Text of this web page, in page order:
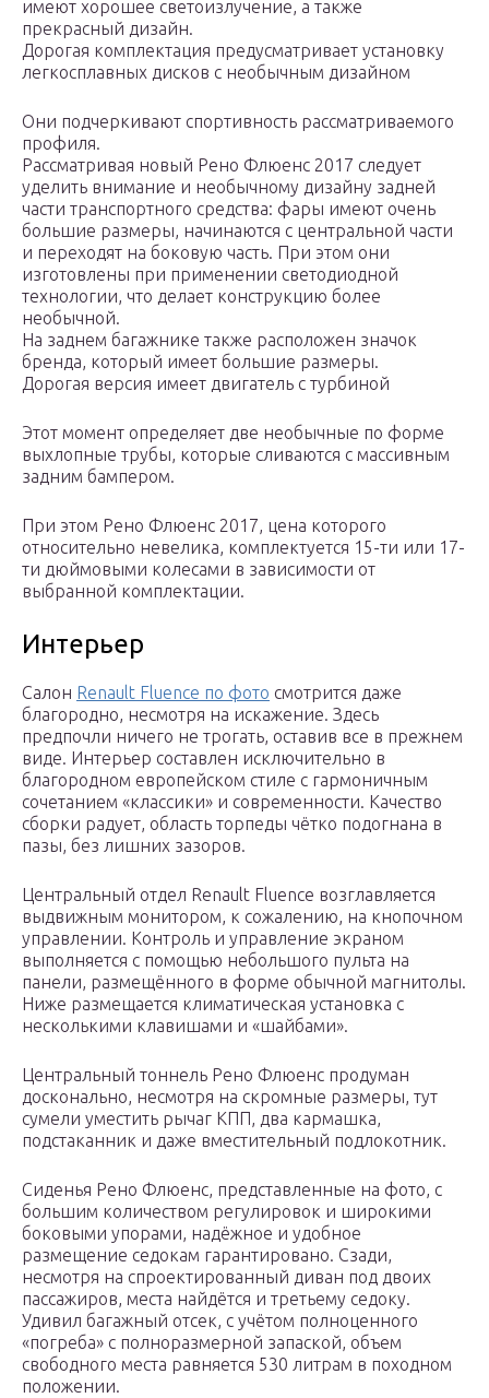
имеют хорошее светоизлучение, а также
прекрасный дизайн.
Дорогая комплектация предусматривает установку
легкосплавных дисков с необычным дизайном
Они подчеркивают спортивность рассматриваемого
профиля.
Рассматривая новый Рено Флюенс 2017 следует
уделить внимание и необычному дизайну задней
части транспортного средства: фары имеют очень
большие размеры, начинаются с центральной части
и переходят на боковую часть. При этом они
изготовлены при применении светодиодной
технологии, что делает конструкцию более
необычной.
На заднем багажнике также расположен значок
бренда, который имеет большие размеры.
Дорогая версия имеет двигатель с турбиной
Этот момент определяет две необычные по форме
выхлопные трубы, которые сливаются с массивным
задним бампером.
При этом Рено Флюенс 2017, цена которого
относительно невелика, комплектуется 15-ти или 17-
ти дюймовыми колесами в зависимости от
выбранной комплектации.
Интерьер
Салон Renault Fluence по фото смотрится даже
благородно, несмотря на искажение. Здесь
предпочли ничего не трогать, оставив все в прежнем
виде. Интерьер составлен исключительно в
благородном европейском стиле с гармоничным
сочетанием «классики» и современности. Качество
сборки радует, область торпеды чётко подогнана в
пазы, без лишних зазоров.
Центральный отдел Renault Fluence возглавляется
выдвижным монитором, к сожалению, на кнопочном
управлении. Контроль и управление экраном
выполняется с помощью небольшого пульта на
панели, размещённого в форме обычной магнитолы.
Ниже размещается климатическая установка с
несколькими клавишами и «шайбами».
Центральный тоннель Рено Флюенс продуман
досконально, несмотря на скромные размеры, тут
сумели уместить рычаг КПП, два кармашка,
подстаканник и даже вместительный подлокотник.
Сиденья Рено Флюенс, представленные на фото, с
большим количеством регулировок и широкими
боковыми упорами, надёжное и удобное
размещение седокам гарантировано. Сзади,
несмотря на спроектированный диван под двоих
пассажиров, места найдётся и третьему седоку.
Удивил багажный отсек, с учётом полноценного
«погреба» с полноразмерной запаской, объем
свободного места равняется 530 литрам в походном
положении.